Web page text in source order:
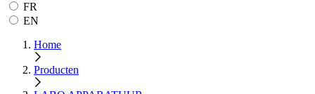
FR
EN
Home
Producten